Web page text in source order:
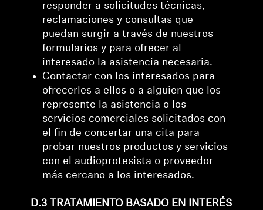
responder a solicitudes técnicas,
reclamaciones y consultas que
puedan surgir a través de nuestros
formularios y para ofrecer al
interesado la asistencia necesaria.
Contactar con los interesados para
ofrecerles a ellos o a alguien que los
represente la asistencia o los
servicios comerciales solicitados con
el fin de concertar una cita para
probar nuestros productos y servicios
con el audioprotesista o proveedor
más cercano a los interesados.
D.3 TRATAMIENTO BASADO EN INTERÉS